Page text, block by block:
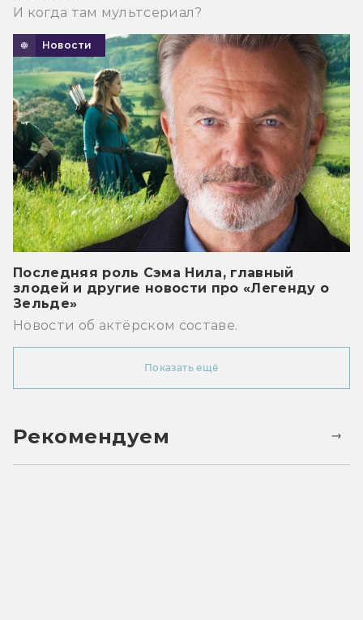
И когда там мультсериал?
Новости
Последняя роль Сэма Нила, главный
злодей и другие новости про «Легенду о
Зельде»
Новости об актёрском составе.
Показать ещё
Рекомендуем